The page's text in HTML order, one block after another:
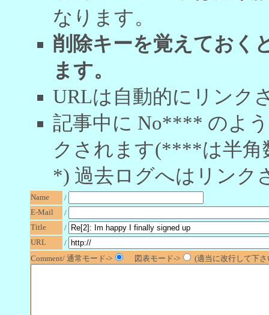
なります。
削除キーを覚えておく
ます。
URLは自動的にリンク
記事中に No**** のよ
クされます(****は半角
*) 過去ログへはリンク
Name
/
E-Mail
/
Title
/
URL
/
Comment/ 通常モード->
図表モード-> (適当に改行して下